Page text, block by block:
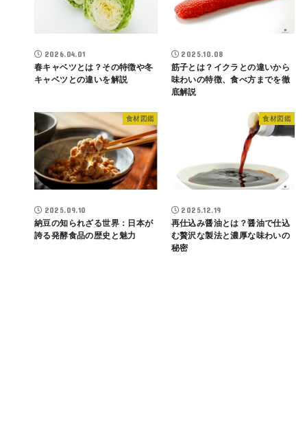
2026.04.01
春キャベツとは？その特徴や冬
キャベツとの違いを解説
2025.10.08
筋子とは？イクラとの違いから
味わいの特徴、食べ方までを徹
底解説
食材図鑑
2025.09.10
納豆の知られざる世界：日本が
誇る発酵食品の歴史と魅力
食材図鑑
2025.12.19
再仕込み醤油とは？醤油で仕込
む贅沢な製法と濃厚な味わいの
秘密